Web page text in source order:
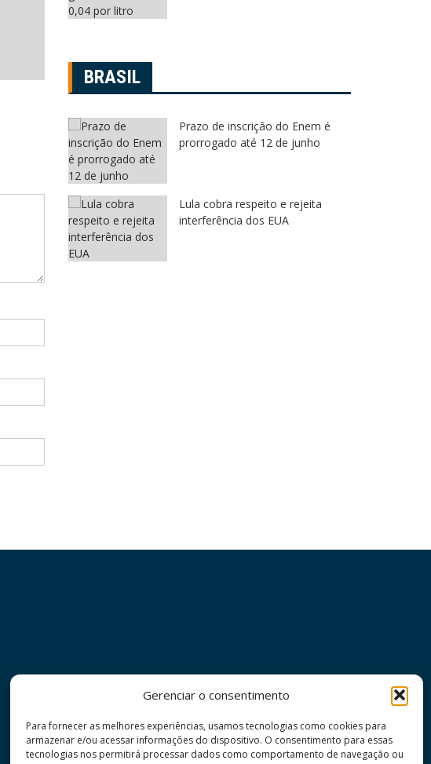
Gerenciar o consentimento
Para fornecer as melhores experiências, usamos tecnologias como cookies para
armazenar e/ou acessar informações do dispositivo. O consentimento para essas
tecnologias nos permitirá processar dados como comportamento de navegação ou
Homenagem celebra 25 pódios do
5 de agosto de 2026
BRASIL
Prazo de inscrição do Enem é
prorrogado até 12 de junho
Lula cobra respeito e rejeita
interferência dos EUA